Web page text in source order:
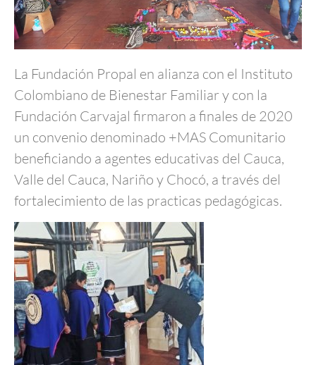
La Fundación Propal en alianza con el Instituto
Colombiano de Bienestar Familiar y con la
Fundación Carvajal firmaron a finales de 2020
un convenio denominado +MAS Comunitario
beneficiando a agentes educativas del Cauca,
Valle del Cauca, Nariño y Chocó, a través del
fortalecimiento de las practicas pedagógicas.